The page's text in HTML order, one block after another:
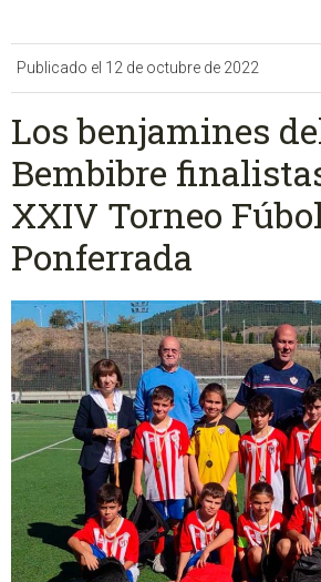
Publicado el 12 de octubre de 2022
Los benjamines
Bembibre
XXIV Torneo
Ponferrada